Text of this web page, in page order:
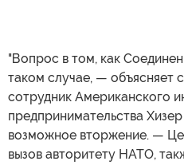
"Вопрос в том, как
таком случае, — объясняет
сотрудник Американского
предпринимательства
возможное вторжение. —
вызов авторитету НАТО,